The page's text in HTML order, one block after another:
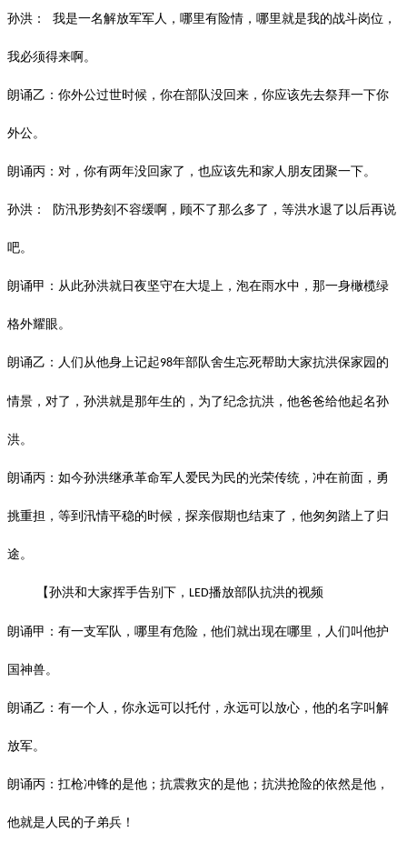
孙洪： 我是一名解放军军人，哪里有险情，哪里就是我的战斗岗位，
我必须得来啊。
朗诵乙：你外公过世时候，你在部队没回来，你应该先去祭拜一下你
外公。
朗诵丙：对，你有两年没回家了，也应该先和家人朋友团聚一下。
孙洪： 防汛形势刻不容缓啊，顾不了那么多了，等洪水退了以后再说
吧。
朗诵甲：从此孙洪就日夜坚守在大堤上，泡在雨水中，那一身橄榄绿
格外耀眼。
朗诵乙：人们从他身上记起98年部队舍生忘死帮助大家抗洪保家园的
情景，对了，孙洪就是那年生的，为了纪念抗洪，他爸爸给他起名孙
洪。
朗诵丙：如今孙洪继承革命军人爱民为民的光荣传统，冲在前面，勇
挑重担，等到汛情平稳的时候，探亲假期也结束了，他匆匆踏上了归
途。
【孙洪和大家挥手告别下， LED播放部队抗洪的视频
朗诵甲：有一支军队，哪里有危险，他们就出现在哪里，人们叫他护
国神兽。
朗诵乙：有一个人，你永远可以托付，永远可以放心，他的名字叫解
放军。
朗诵丙：扛枪冲锋的是他；抗震救灾的是他；抗洪抢险的依然是他，
他就是人民的子弟兵！